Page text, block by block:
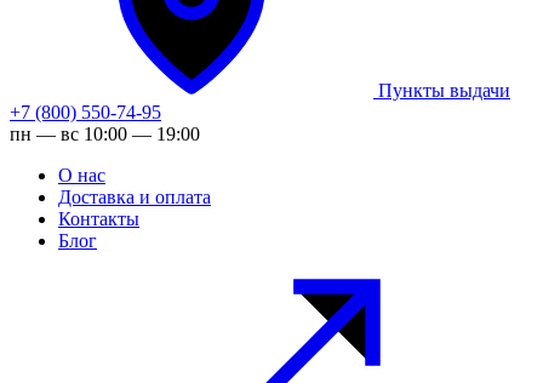
Пункты выдачи
+7 (800) 550-74-95
пн — вс 10:00 — 19:00
О нас
Доставка и оплата
Контакты
Блог